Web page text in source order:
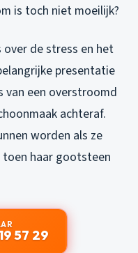
is toch niet moeilijk?
over de stress en het
presentatie
van een overstroomd
achteraf.
worden als ze
haar gootsteen
57 29